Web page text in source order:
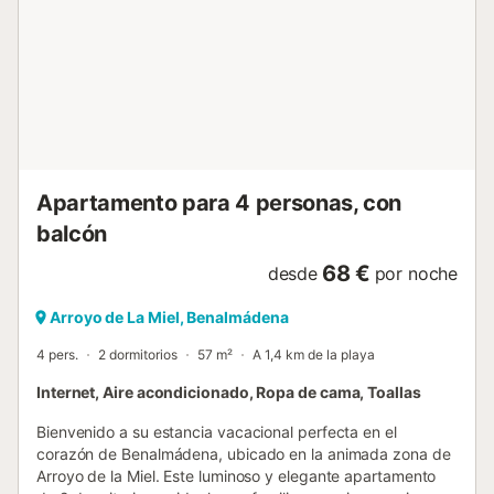
Apartamento para 4 personas, con
balcón
desde 68 € por noche
Arroyo de La Miel, Benalmádena
4 pers. 2 dormitorios 57 m² A 1,4 km de la playa
Internet, Aire acondicionado, Ropa de cama, Toallas
Bienvenido a su estancia vacacional perfecta en el
corazón de Benalmádena, ubicado en la animada zona de
Arroyo de la Miel. Este luminoso y elegante apartamento